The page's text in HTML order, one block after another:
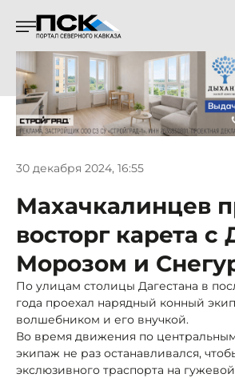
30 декабря 2024, 16:55
Махачкалинцев
восторг карета с
Морозом и
По улицам столицы Дагестана в
года проехал нарядный конный
волшебником и его внучкой.
Во время движения по
экипаж не раз останавливался,
экслюзивного траспорта на